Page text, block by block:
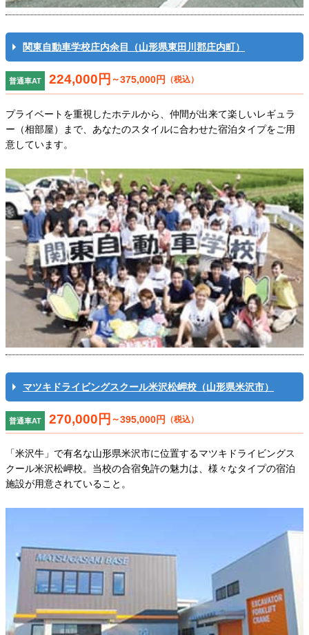
関東自動車学校庄内余目（山形県東田川郡庄内町）
普通車AT 224,000円 ～375,000円 （税込）
プライベートを重視したホテルから、仲間が出来て楽しいレギュラ
ー（相部屋）まで、あなたのスタイルに合わせた宿泊タイプをご用
意しています。
マツキドライビングスクール米沢松岬校（山形県米沢市）
普通車AT 270,000円 ～395,000円 （税込）
「米沢牛」で有名な山形県米沢市に位置するマツキドライビングス
クール米沢松岬校。当校の合宿免許の魅力は、様々なタイプの宿泊
施設が用意されていること。